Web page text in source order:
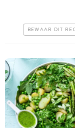
BEWAAR DIT